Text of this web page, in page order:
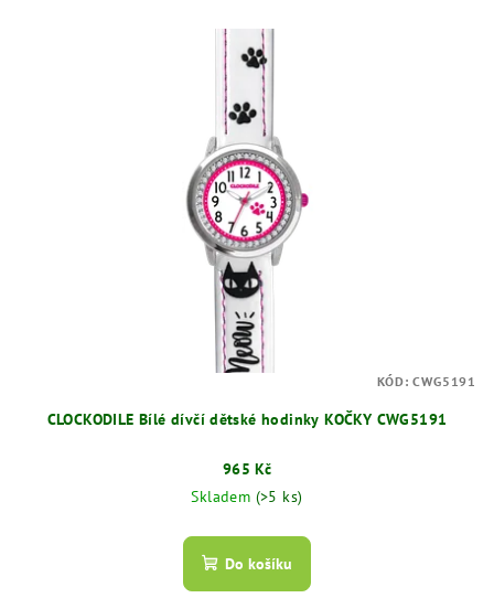
CLOCKODILE Bílé dívčí dětské hodinky KOČKY CWG5191
965 Kč
Skladem (>5 ks)
Do košíku
KÓD:CWG5191